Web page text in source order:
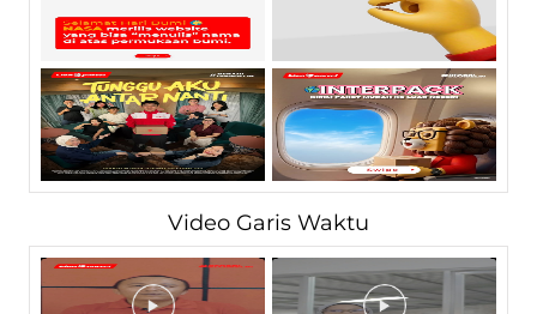
Video Garis Waktu